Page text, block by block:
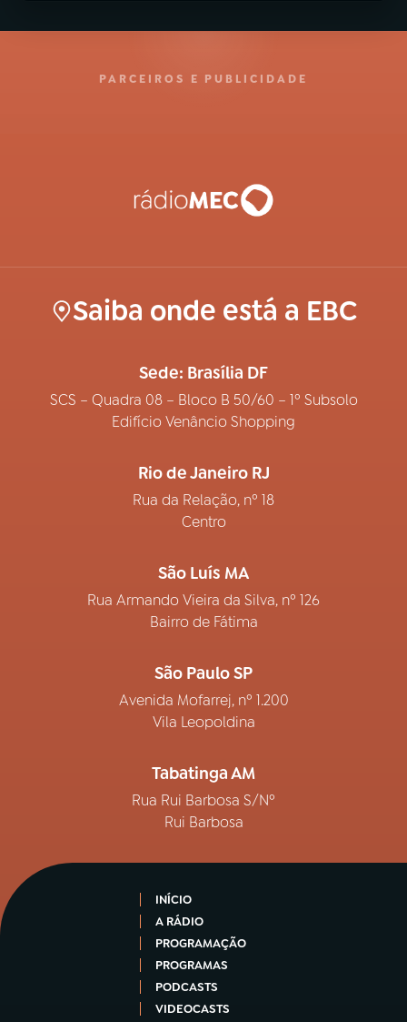
PARCEIROS E PUBLICIDADE
Saiba onde está a EBC
Sede: Brasília DF
SCS – Quadra 08 – Bloco B 50/60 – 1º Subsolo
Edifício Venâncio Shopping
Rio de Janeiro RJ
Rua da Relação, nº 18
Centro
São Luís MA
Rua Armando Vieira da Silva, nº 126
Bairro de Fátima
São Paulo SP
Avenida Mofarrej, nº 1.200
Vila Leopoldina
Tabatinga AM
Rua Rui Barbosa S/Nº
Rui Barbosa
INÍCIO
A RÁDIO
PROGRAMAÇÃO
PROGRAMAS
PODCASTS
VIDEOCASTS